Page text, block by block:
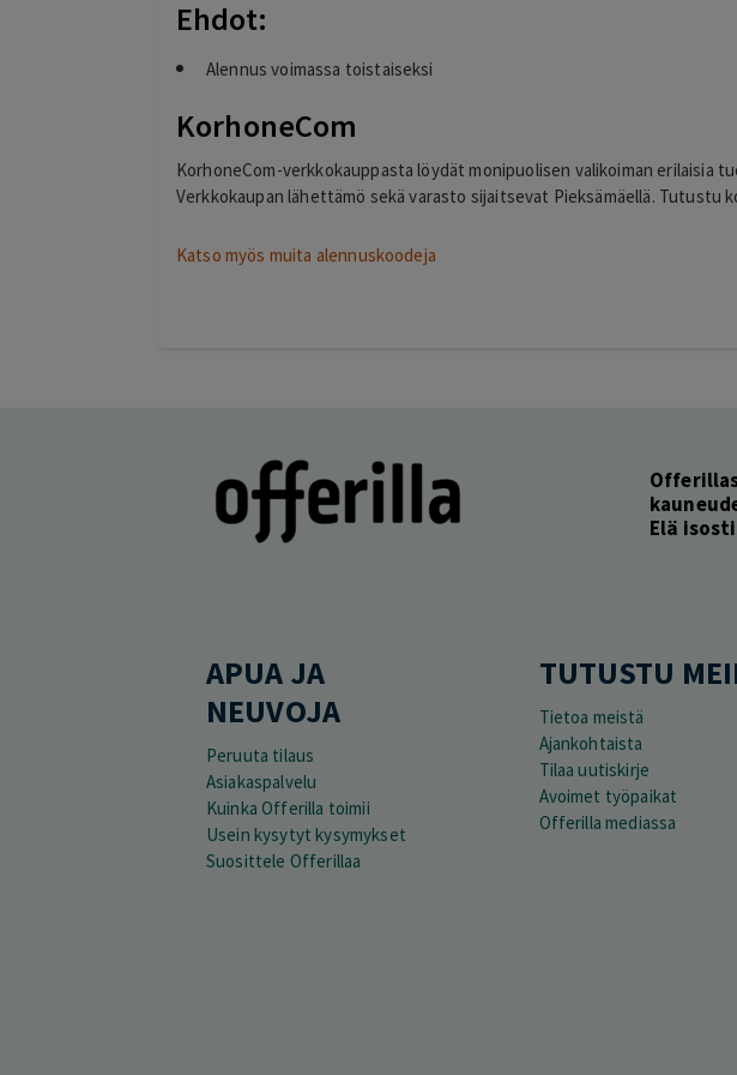
Ehdot:
Alennus voimassa toistaiseksi
KorhoneCom
KorhoneCom-verkkokauppasta löydät monipuolisen valikoiman erilaisia
Verkkokaupan lähettämö sekä varasto sijaitsevat Pieksämäellä. Tutustu
Katso myös muita alennuskoodeja
Elä
APUA JA
NEUVOJA
Peruuta tilaus
Asiakaspalvelu
Kuinka Offerilla toimii
Usein kysytyt kysymykset
Suosittele Offerillaa
TUTUSTU
Tietoa meistä
Ajankohtaista
Tilaa uutiskirje
Avoimet työpaikat
Offerilla mediassa